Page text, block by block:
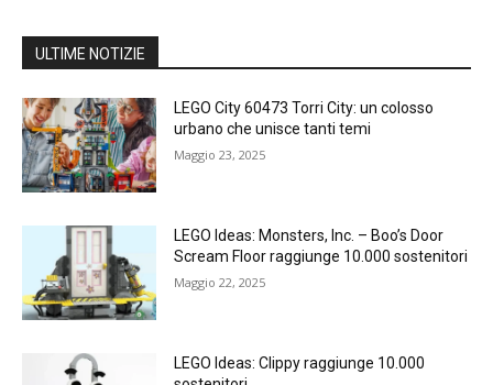
ULTIME NOTIZIE
LEGO City 60473 Torri City: un colosso
urbano che unisce tanti temi
Maggio 23, 2025
LEGO Ideas: Monsters, Inc. – Boo’s Door
Scream Floor raggiunge 10.000 sostenitori
Maggio 22, 2025
LEGO Ideas: Clippy raggiunge 10.000